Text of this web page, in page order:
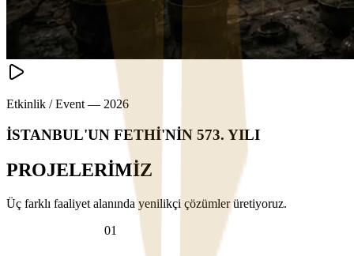
Etkinlik / Event — 2026
İSTANBUL'UN FETHİ'NİN 573. YILI
PROJELERİMİZ
Üç farklı faaliyet alanında yenilikçi çözümler üretiyoruz.
01